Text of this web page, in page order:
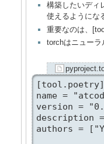
構築したいディ
使えるようにな
重要なのは、
torchはニュー
[tool.poetry]
name =
version =
description
authors =